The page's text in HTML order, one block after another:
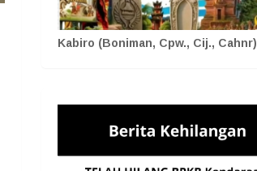
Kabiro (Boniman, Cpw., Cij., Cahnr)